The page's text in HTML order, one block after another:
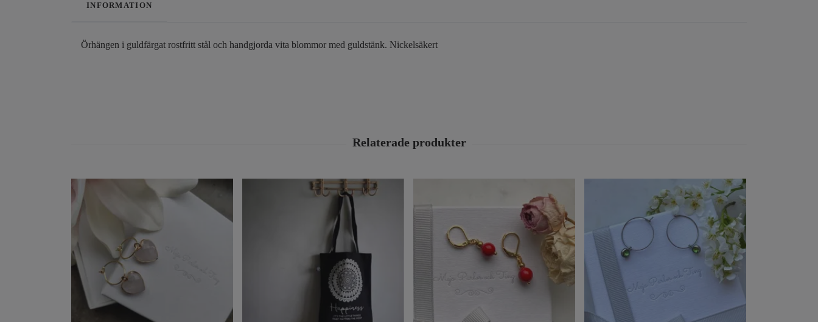
INFORMATION
Örhängen i guldfärgat rostfritt stål och handgjorda vita blommor med guldstänk. Nickelsäkert